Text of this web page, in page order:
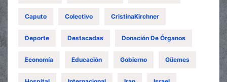
Caputo Colectivo CristinaKirchner
Deporte Destacadas Donación De Órganos
Economía Educación Gobierno Güemes